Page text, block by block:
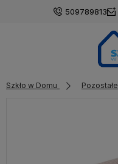
509789813
Szkło w Domu Pozostałe